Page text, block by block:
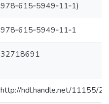
978‑615‑5949‑11‑1)
978‑615‑5949‑11‑1
32718691
http://hdl.handle.net/11155/